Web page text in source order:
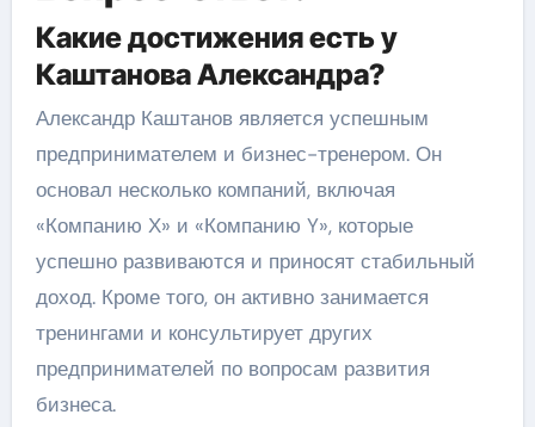
Какие достижения есть у
Каштанова Александра?
Александр Каштанов является успешным
предпринимателем и бизнес-тренером. Он
основал несколько компаний, включая
«Компанию Х» и «Компанию Y», которые
успешно развиваются и приносят стабильный
доход. Кроме того, он активно занимается
тренингами и консультирует других
предпринимателей по вопросам развития
бизнеса.